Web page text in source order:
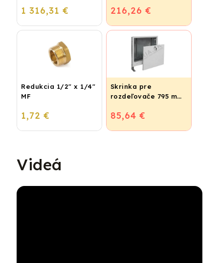
kondenzačný
1 316,31 € 216,26 €
Redukcia 1/2" x 1/4"
MF
1,72 €
Skrinka pre
rozdeľovače 795 mm
85,64 €
Videá